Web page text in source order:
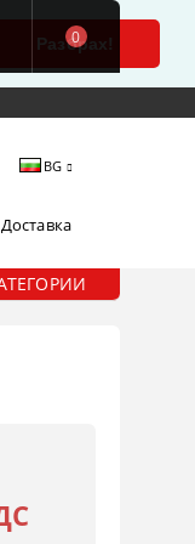
Разбрах!
BG
Доставка
0